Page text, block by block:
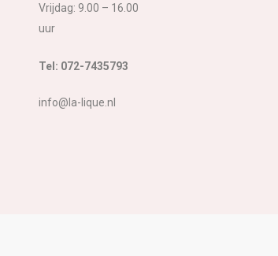
Vrijdag: 9.00 – 16.00
uur
Tel: 072-7435793
info@la-lique.nl